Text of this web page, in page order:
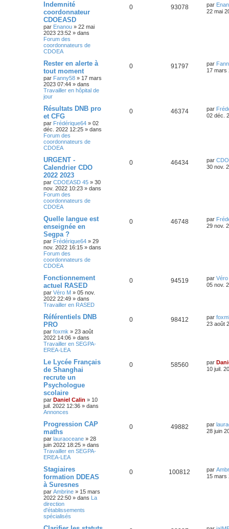
Indemnité
coordonnateur
CDOEASD
par Enanou » 22 mai
2023 23:52 » dans
Forum des
coordonnateurs de
CDOEA
0 93078 par
22 mai
Rester en alerte à
tout moment
par Fanny58 » 17 mars
2023 07:44 » dans
Travailler en hôpital de
jour
0 91797 par
17 mars
Résultats DNB pro
et CFG
par Frédérique64 » 02
déc. 2022 12:25 » dans
Forum des
coordonnateurs de
CDOEA
0 46374 par
02 déc.
URGENT -
Calendrier CDO
2022 2023
par CDOEASD 45 » 30
nov. 2022 10:23 » dans
Forum des
coordonnateurs de
CDOEA
0 46434 par
30 nov.
Quelle langue est
enseignée en
Segpa ?
par Frédérique64 » 29
nov. 2022 16:15 » dans
Forum des
coordonnateurs de
CDOEA
0 46748 par
29 nov.
Fonctionnement
actuel RASED
par Véro M » 05 nov.
2022 22:49 » dans
Travailler en RASED
0 94519 par Véro
05 nov.
Référentiels DNB
PRO
par foxmk » 23 août
2022 14:06 » dans
Travailler en SEGPA-
EREA-LEA
0 98412 par
23 août
Le Lycée Français
de Shanghai
recrute un
Psychologue
scolaire
par Daniel Calin » 10
juil. 2022 12:36 » dans
Annonces
0 58560 par
10 juil.
Progression CAP
maths
par lauraoceane » 28
juin 2022 18:25 » dans
Travailler en SEGPA-
EREA-LEA
0 49882 par
28 juin
Stagiaires
formation DDEAS
à Suresnes
par Ambrine » 15 mars
2022 22:50 » dans La
direction
d'établissements
spécialisés
0 100812 par
15 mars